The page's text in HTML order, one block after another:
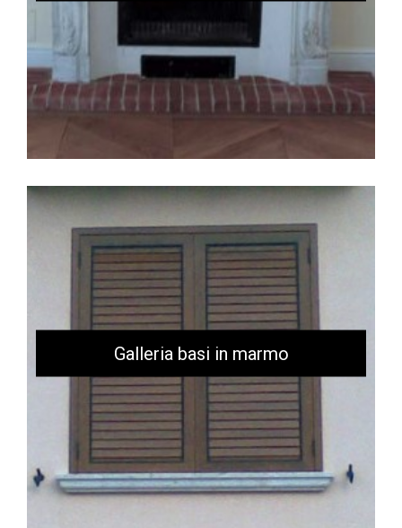
Galleria basi in marmo